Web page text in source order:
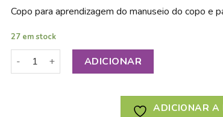
Copo para aprendizagem do manuseio do copo e
27 em stock
Quantidade de MAM PRIMEIRO COPO +4M 150ML
ADICIONAR
ADICIONAR A